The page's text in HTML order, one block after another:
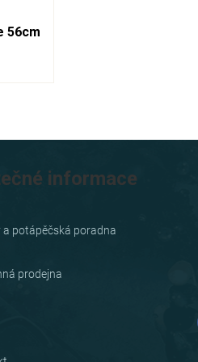
56cm
informace
a potápěčská poradna
prodejna